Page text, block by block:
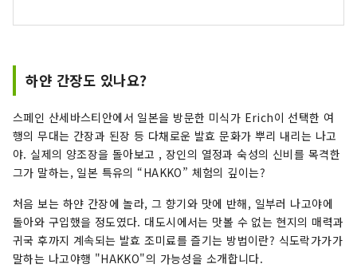
하얀 간장도 있나요?
스페인 산세바스티안에서 일본을 방문한 미식가 Erich이 선택한 여
행의 무대는 간장과 된장 등 다채로운 발효 문화가 뿌리 내리는 나고
야. 실제의 양조장을 돌아보고 , 장인의 열정과 숙성의 신비를 목격한
그가 말하는, 일본 특유의 “HAKKO” 체험의 깊이는?
처음 보는 하얀 간장에 놀라, 그 향기와 맛에 반해, 일부러 나고야에
돌아와 구입했을 정도였다. 대도시에서는 맛볼 수 없는 현지의 매력과
귀국 후까지 계속되는 발효 조미료를 즐기는 방법이란? 식도락가가가
말하는 나고야행 "HAKKO"의 가능성을 소개합니다.